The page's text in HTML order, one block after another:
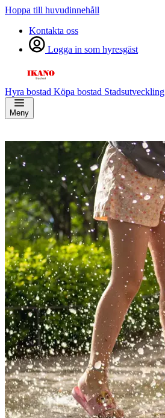
Hoppa till huvudinnehåll
Kontakta oss
Logga in som hyresgäst
Hyra bostad Köpa bostad Stadsutveckling
Meny